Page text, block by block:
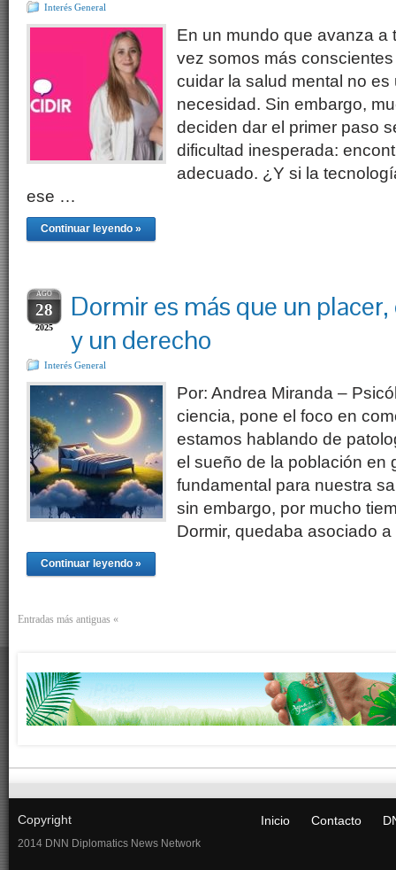
Interés General
En un mundo que avanza a
vez somos más
cuidar la salud mental no es
necesidad. Sin embargo,
deciden dar el primer paso
dificultad inesperada:
adecuado. ¿Y si la
ese …
Continuar leyendo »
AGO
28
2025
Dormir es más que un
y un derecho
Interés General
Por: Andrea Miranda –
ciencia, pone el foco en
estamos hablando de
el sueño de la población en
fundamental para nuestra
sin embargo, por mucho
Dormir, quedaba asociado
Continuar leyendo »
Entradas más antiguas «
Copyright
2014 DNN Diplomatics News Network
Inicio Contacto